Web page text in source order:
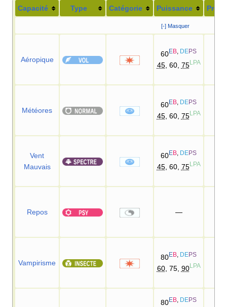
Capacité Type Catégorie Puissance
[-] Masquer
Aéropique
60EB DEPS
45, 60, 75 LPA
Météores
60EB DEPS
45, 60, 75 LPA
Vent
Mauvais
60EB DEPS
45, 60, 75 LPA
Repos —
Vampirisme
80EB DEPS
60, 75, 90 LPA
80EB DEPS